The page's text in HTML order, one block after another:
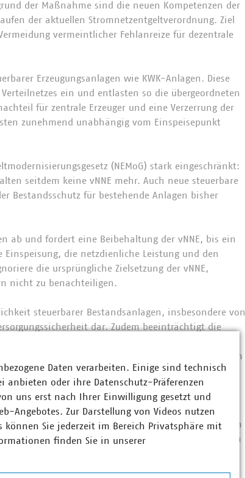
der Maßnahme sind die neuen Kompetenzen der
der aktuellen Stromnetzentgeltverordnung. Ziel
vermeintlicher Fehlanreize für dezentrale
Erzeugungsanlagen wie KWK-Anlagen. Diese
ein und entlasten so die übergeordneten
für zentrale Erzeuger und eine Verzerrung der
zunehmend unabhängig vom Einspeisepunkt
(NEMoG) stark eingeschränkt:
seitdem keine vNNE mehr. Auch neue steuerbare
Bestandsschutz für bestehende Anlagen bisher
ab und fordert eine Beibehaltung der vNNE, bis ein
die netzdienliche Leistung und den
die ursprüngliche Zielsetzung der vNNE,
nicht zu benachteiligen.
steuerbarer Bestandsanlagen, insbesondere von
dar. Zudem beeinträchtigt die
da viele Anlagen auf Grundlage der bestehenden
wurden. Angesichts der aktuellen Debatten um
der allgemeinen Netzentgeltstruktur
Entlastung von Netznutzern fraglich ist.
sogar zu höheren Netzentgelten. Zudem müssten
kompensiert werden. Ansonsten würden sich
Klimaschutzmaßnahmen und neue Kraftwerke
Daten verarbeiten. Einige sind technisch
anbieten oder ihre Datenschutz-Präferenzen
uns erst nach Ihrer Einwilligung gesetzt und
Angebotes. Zur Darstellung von Videos nutzen
können Sie jederzeit im Bereich Privatsphäre mit
finden Sie in unserer